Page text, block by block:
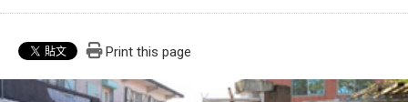
Print this page